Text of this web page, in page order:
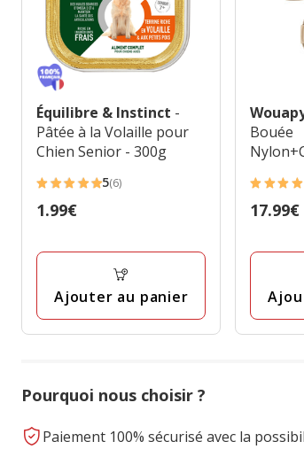
Équilibre & Instinct -
Pâtée à la Volaille pour
Chien Senior - 300g
5
étoiles
6
5(6)
Prix
1.99€
Ajouter au panier
Bouée
5
étoiles
1
Prix
17.99€
Pourquoi nous choisir ?
Paiement 100% sécurisé avec la